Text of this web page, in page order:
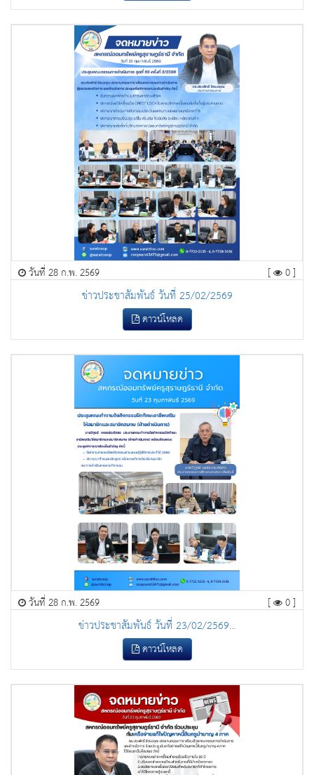
วันที่ 28 ก.พ. 2569 [ 0 ]
ข่าวประชาสัมพันธ์ วันที่ 25/02/2569
ดาวน์โหลด
วันที่ 28 ก.พ. 2569 [ 0 ]
ข่าวประชาสัมพันธ์ วันที่ 23/02/2569...
ดาวน์โหลด